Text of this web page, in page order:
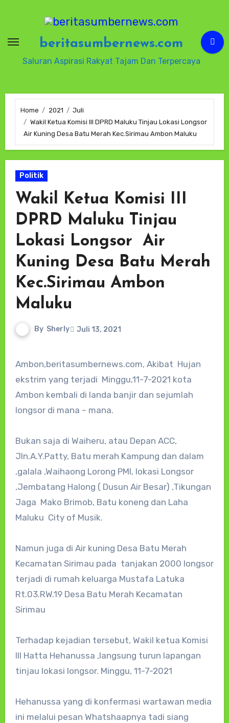
beritasumbernews.com
Saluran Aspirasi Rakyat Tajam Dan Terpercaya
Home 2021
Juli
Wakil Ketua Komisi III DPRD Maluku Tinjau Lokasi Longsor
Air Kuning Desa Batu Merah Kec.Sirimau Ambon Maluku
Politik
Wakil Ketua Komisi III
DPRD Maluku Tinjau
Lokasi Longsor Air
Kuning Desa Batu Merah
Kec.Sirimau Ambon
Maluku
By Sherly Juli 13, 2021
Ambon,beritasumbernews.com, Akibat Hujan
ekstrim yang terjadi Minggu,11-7-2021 kota
Ambon kembali di landa banjir dan sejumlah
longsor di mana – mana.
Bukan saja di Waiheru, atau Depan ACC,
Jln.A.Y.Patty, Batu merah Kampung dan dalam
,galala ,Waihaong Lorong PMI, lokasi Longsor
,Jembatang Halong ( Dusun Air Besar) ,Tikungan
Jaga Mako Brimob, Batu koneng dan Laha
Maluku City of Musik.
Namun juga di Air kuning Desa Batu Merah
Kecamatan Sirimau pada tanjakan 2000 longsor
terjadi di rumah keluarga Mustafa Latuka
Rt.03.RW.19 Desa Batu Merah Kecamatan
Sirimau
Terhadap kejadian tersebut, Wakil ketua Komisi
III Hatta Hehanussa ,langsung turun lapangan
tinjau lokasi longsor. Minggu, 11-7-2021
Hehanussa yang di konfermasi wartawan media
ini melalui pesan Whatshaapnya tadi siang